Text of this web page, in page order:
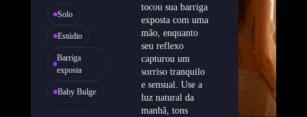
Solo
Estúdio
Barriga
exposta
Baby Bulge
tocou sua barriga
exposta com uma
mão, enquanto
seu reflexo
capturou um
sorriso tranquilo
e sensual. Use a
luz natural da
manhã, tons